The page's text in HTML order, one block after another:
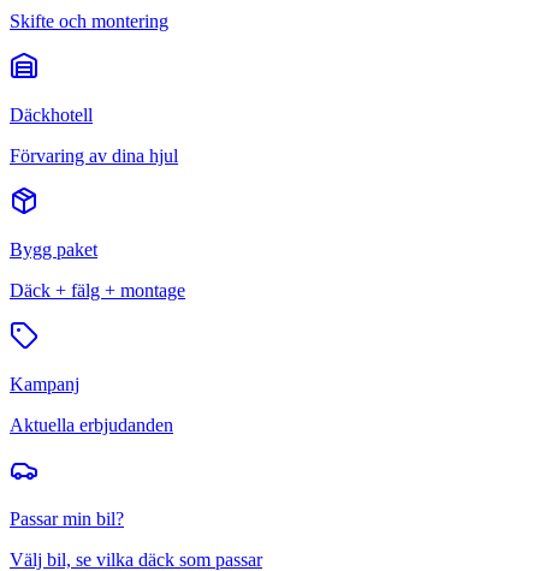
Skifte och montering
Däckhotell
Förvaring av dina hjul
Bygg paket
Däck + fälg + montage
Kampanj
Aktuella erbjudanden
Passar min bil?
Välj bil, se vilka däck som passar